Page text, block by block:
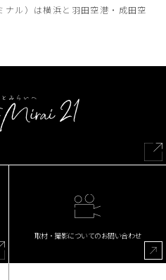
ル）は横浜と羽田空港・成田空
取材・撮影についてのお問い合わせ